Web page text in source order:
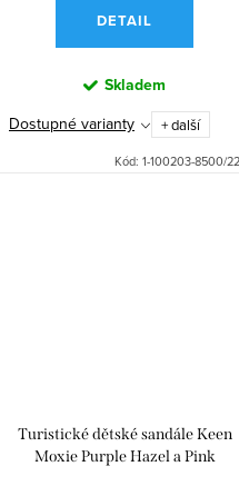
DETAIL
Skladem
Dostupné varianty + další
Kód: 1-100203-8500/22
Turistické dětské sandále Keen
Moxie Purple Hazel a Pink